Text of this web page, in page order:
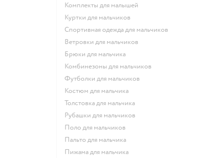
Комплекты для малышей
Куртки для мальчиков
Спортивная одежда для мальчиков
Ветровки для мальчиков
Брюки для мальчика
Комбинезоны для мальчиков
Футболки для мальчиков
Костюм для мальчика
Толстовка для мальчика
Рубашки для мальчиков
Поло для мальчиков
Пальто для мальчика
Пижама для мальчика